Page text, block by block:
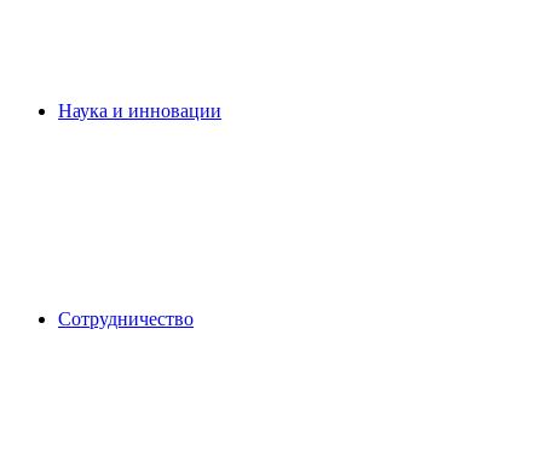
Наука и инновации
Сотрудничество